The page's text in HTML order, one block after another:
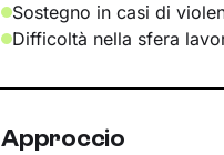
Sostegno in casi di
Difficoltà nella sfera
Approccio